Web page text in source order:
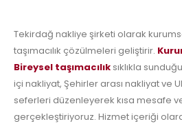
Tekirdağ nakliye şirketi olarak
taşımacılık çözülmeleri geliştirir.
Bireysel taşımacılık sıklıkla
içi nakliyat, Şehirler arası nakliyat ve
seferleri düzenleyerek kısa mesafe
gerçekleştiriyoruz. Hizmet içeriği